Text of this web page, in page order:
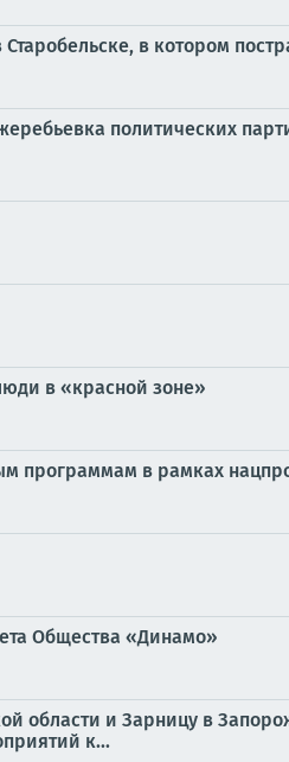
в котором
политических
в «красной зоне»
программам в рамках
Общества «Динамо»
области и Зарницу в
к...